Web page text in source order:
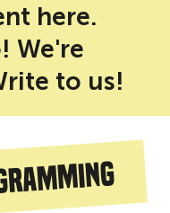
here.
We're
to us!